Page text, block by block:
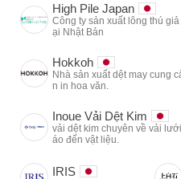
High Pile Japan
Công ty sản xuất lông thú
ại Nhật Bản
Hokkoh
Nhà sản xuất dệt may cung
n in hoa văn.
Inoue Vải Dệt Kim
vải dệt kim chuyên về vải
áo đến vật liệu.
IRIS